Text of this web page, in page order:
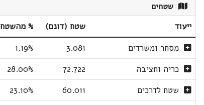
שטחים
ייעוד שטח (דונם) % מהשטח
מסחר ומשרדים
3.081
1.19%
כריה וחציבה
72.722
28.00%
שטח לדרכים
60.011
23.10%